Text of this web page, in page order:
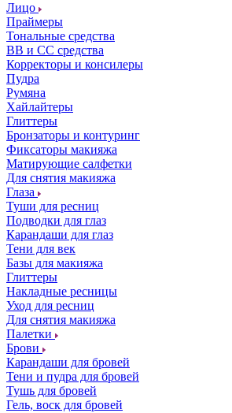
Лицо
Праймеры
Тональные средства
ВВ и СС средства
Корректоры и консилеры
Пудра
Румяна
Хайлайтеры
Глиттеры
Бронзаторы и контуринг
Фиксаторы макияжа
Матирующие салфетки
Для снятия макияжа
Глаза
Туши для ресниц
Подводки для глаз
Карандаши для глаз
Тени для век
Базы для макияжа
Глиттеры
Накладные ресницы
Уход для ресниц
Для снятия макияжа
Палетки
Брови
Карандаши для бровей
Тени и пудра для бровей
Тушь для бровей
Гель, воск для бровей